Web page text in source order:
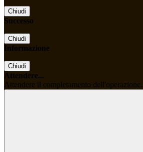
Chiudi
Successo
Chiudi
Informazione
Chiudi
Attendere...
Attendere il completamento dell'operazione...